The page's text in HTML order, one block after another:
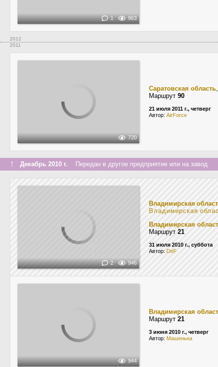
1 963
2012
2011
720
Саратовская область
Маршрут 90
21 июля 2011 г., четверг
Автор: AirForce
↑ Декабрь 2010 г. Передан в другое предприятие или на завод
2 946
Владимирская
Владимирская
Владимирская
Маршрут 21
31 июля 2010 г., суббота
Автор: DeF
944
Владимирская
Маршрут 21
3 июня 2010 г., четверг
Автор: Машенька